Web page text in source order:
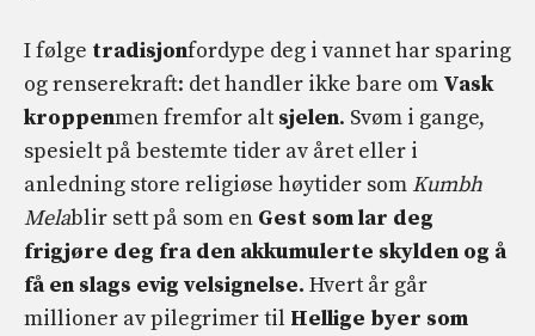
I følge tradisjonfordype deg i vannet har sparing
og renserekraft: det handler ikke bare om Vask
kroppenmen fremfor alt sjelen. Svøm i gange,
spesielt på bestemte tider av året eller i
anledning store religiøse høytider som Kumbh
Melablir sett på som en Gest som lar deg
frigjøre deg fra den akkumulerte skylden og å
få en slags evig velsignelse. Hvert år går
millioner av pilegrimer til Hellige byer som